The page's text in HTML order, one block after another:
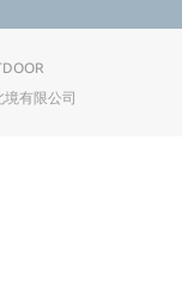
有限公司